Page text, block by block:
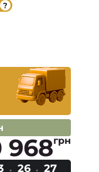
968грн
26 26